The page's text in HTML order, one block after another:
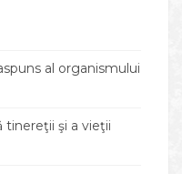
al organismului
tinereţii şi a vieţii